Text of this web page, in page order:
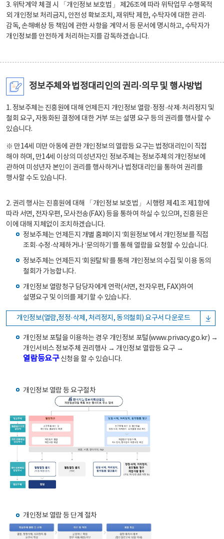
3. 위탁계약 체결 시 「개인정보 보호법」 제26조에 따라 위탁업무 수행목적
외 개인정보 처리금지, 안전성 확보조치, 재위탁 제한, 수탁자에 대한 관리·
감독, 손해배상 등 책임에 관한 사항을 계약서 등 문서에 명시하고, 수탁자가
개인정보를 안전하게 처리하는지를 감독하겠습니다.
정보주체와 법정대리인의 권리·의무 및 행사방법
1. 정보주체는 진흥원에 대해 언제든지 개인정보 열람·정정·삭제·처리정지 및
철회 요구, 자동화된 결정에 대한 거부 또는 설명 요구 등의 권리를 행사할 수
있습니다.
※ 만14세 미만 아동에 관한 개인정보의 열람등 요구는 법정대리인이 직접
해야 하며, 만14세 이상의 미성년자인 정보주체는 정보주체의 개인정보에
관하여 미성년자 본인이 권리를 행사하거나 법정대리인을 통하여 권리를
행사할 수도 있습니다.
2. 권리 행사는 진흥원에 대해 「개인정보 보호법」 시행령 제41조 제1항에
따라 서면, 전자우편, 모사전송(FAX) 등을 통하여 하실 수 있으며, 진흥원은
이에 대해 지체없이 조치하겠습니다.
정보주체는 언제든지 개별 홈페이지 ‘회원정보’에서 개인정보를 직접
조회·수정·삭제하거나 ‘문의하기’를 통해 열람을 요청할 수 있습니다.
정보주체는 언제든지 ‘회원탈퇴’를 통해 개인정보의 수집 및 이용 동의
철회가 가능합니다.
개인정보 열람청구 담당자에게 연락(서면, 전자우편, FAX)하여
설명요구 및 이의를 제기할 수 있습니다.
개인정보(열람,정정·삭제, 처리정지, 동의철회) 요구서 다운로드
개인정보 포털을 이용하는 경우 개인정보 포털(www.privacy.go.kr) →
개인서비스 정보주체 권리행사 → 개인정보 열람등 요구 →
열람등요구신청을 할 수 있습니다.
개인정보 열람 등 요구절차
개인정보 열람 등 단계 절차